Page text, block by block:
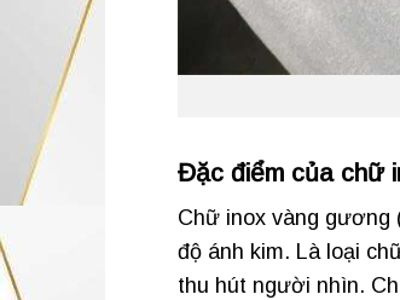
Đặc điểm của chữ
Chữ inox vàng gương
độ ánh kim. Là loại
thu hút người nhìn.